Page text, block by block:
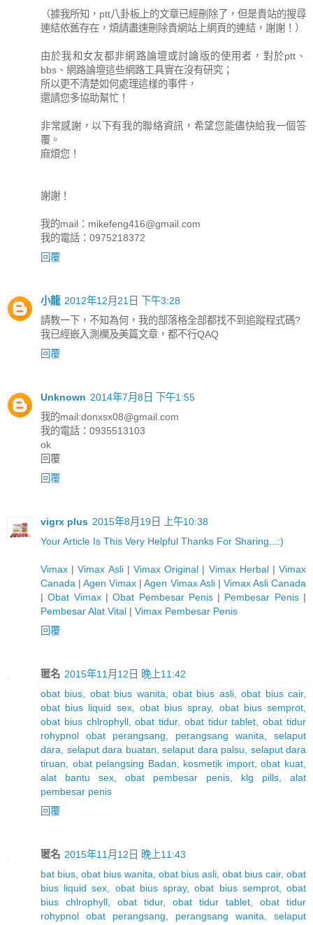
（據我所知，ptt八卦板上的文章已經刪除了，但是貴站的搜尋
連結依舊存在，煩請盡速刪除貴網站上網頁的連結，謝謝！）
由於我和女友都非網路論壇或討論版的使用者，對於ptt、
bbs、網路論壇這些網路工具實在沒有研究；
所以更不清楚如何處理這樣的事件，
還請您多協助幫忙！
非常感謝，以下有我的聯絡資訊，希望您能儘快給我一個答
覆。
麻煩您！
謝謝！
我的mail： mikefeng416@gmail.com
我的電話：0975218372
回覆
小龍 2012年12月21日 下午3:28
請教一下，不知為何，我的部落格全部都找不到追蹤程式碼?
我已經嵌入測欄及美篇文章，都不行QAQ
回覆
Unknown 2014年7月8日 下午1:55
我的mail:donxsx08@gmail.com
我的電話：0935513103
ok
回覆
回覆
vigrx plus 2015年8月19日 上午10:38
YourArticle Is This Very Helpful Thanks For Sharing :)
Vimax |Vimax Asli| Vimax Original | Vimax Herbal|Vimax
Canada |Agen Vimax |Agen Vimax Asli| Vimax Asli Canada
|Obat Vimax|Obat Pembesar Penis| Pembesar Penis|
Pembesar Alat Vital | Vimax Pembesar Penis
回覆
匿名 2015年11月12日 晚上11:42
obat bius, obat bius wanita, obat bius asli, obat bius cair,
obat bius liquid sex, obat bius spray, obat bius semprot,
obat bius chlrophyll, obat tidur, obat tidur tablet, obat tidur
rohypnol obat perangsang, perangsang wanita, selaput
dara, selaput dara buatan, selaput dara palsu, selaput dara
tiruan, obat pelangsing Badan, kosmetik import, obat kuat,
alat bantu sex, obat pembesar penis, klg pills, alat
pembesar penis
回覆
匿名 2015年11月12日 晚上11:43
bat bius, obat bius wanita, obat bius asli, obat bius cair, obat
bius liquid sex, obat bius spray, obat bius semprot, obat
bius chlrophyll, obat tidur, obat tidur tablet, obat tidur
rohypnol obat perangsang, perangsang wanita, selaput